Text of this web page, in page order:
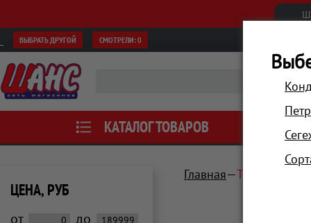
ВЫБРАТЬ ДРУГОЙ СМОТРЕЛИ:0
КАТАЛОГ ТОВАРОВ АКЦИИ
ЦЕНА, РУБ
от до
Главная Техника для